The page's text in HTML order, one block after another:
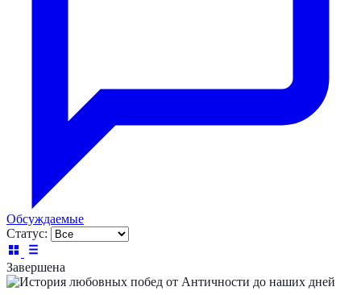
Обсуждаемые
Статус:
Завершена